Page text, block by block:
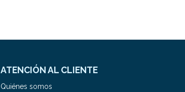
ATENCIÓN AL CLIENTE
Quiénes somos